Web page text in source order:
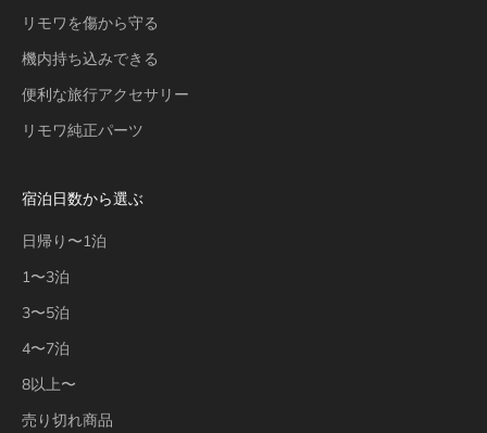
リモワを傷から守る
機内持ち込みできる
便利な旅行アクセサリー
リモワ純正パーツ
宿泊日数から選ぶ
日帰り〜1泊
1〜3泊
3〜5泊
4〜7泊
8以上〜
売り切れ商品